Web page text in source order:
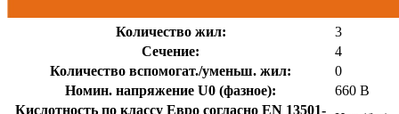
Количество жил:
3
Сечение:
4
Количество вспомогат./уменьш. жил:
0
Номин. напряжение U0 (фазное):
660 В
Кислотность по классу Евро согласно EN 13501-